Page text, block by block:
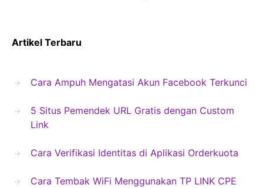
Artikel Terbaru
Cara Ampuh Mengatasi Akun Facebook Terkunci
5 Situs Pemendek URL Gratis dengan Custom
Link
Cara Verifikasi Identitas di Aplikasi Orderkuota
Cara Tembak WiFi Menggunakan TP LINK CPE